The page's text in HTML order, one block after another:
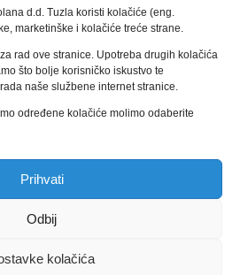
d.d. Tuzla koristi kolačiće (eng.
marketinške i kolačiće treće strane.
rad ove stranice. Upotreba drugih kolačića
što bolje korisničko iskustvo te
naše službene internet stranice.
određene kolačiće molimo odaberite
Prihvati
Odbij
kolačića
Prijava